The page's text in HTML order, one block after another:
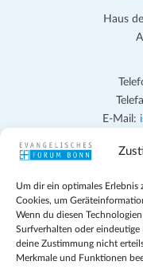
Um dir ein optimales Erlebnis
Cookies, um
Wenn du diesen
Surfverhalten oder eindeutige
deine Zustimmung nicht
Merkmale und Funktionen
Haus
E-Mail:
Das Evangelische
persönlichen,
eingehen, zu offener
anregen und mithelfen,
im individuellen und
denken,